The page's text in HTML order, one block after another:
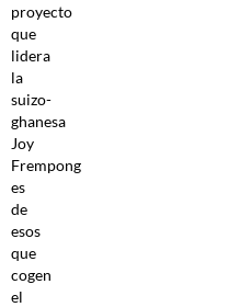
proyecto
que
lidera
la
suizo-
ghanesa
Joy
Frempong
es
de
esos
que
cogen
el